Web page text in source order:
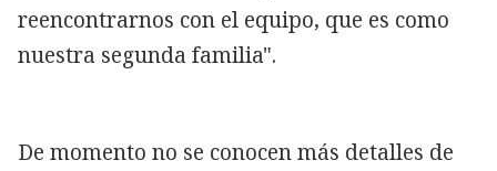
reencontrarnos con el equipo, que es como
nuestra segunda familia".
De momento no se conocen más detalles de